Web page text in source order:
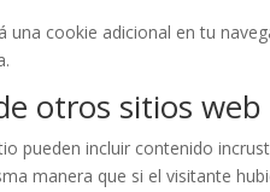
una cookie adicional en tu
otros sitios web
pueden incluir contenido
manera que si el visitante